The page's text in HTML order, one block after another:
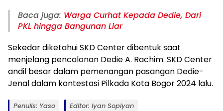
Baca juga: Warga Curhat Kepada Dedie, Dari
PKL hingga Bangunan Liar
Sekedar diketahui SKD Center dibentuk saat
menjelang pencalonan Dedie A. Rachim. SKD Center
andil besar dalam pemenangan pasangan Dedie-
Jenal dalam kontestasi Pilkada Kota Bogor 2024 lalu.
Penulis: Yaso Editor: Iyan Sopiyan